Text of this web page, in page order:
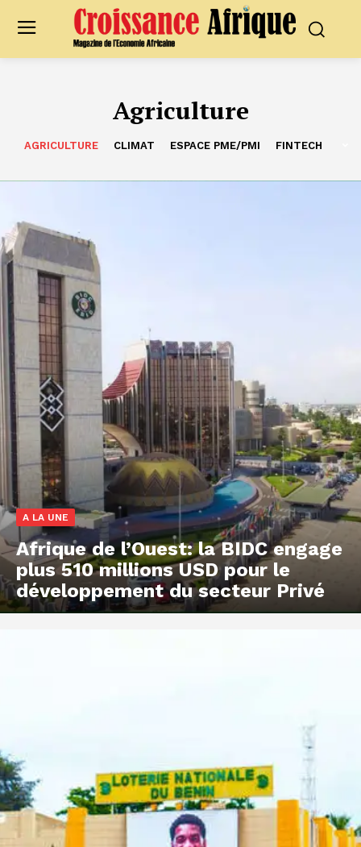
Agriculture
AGRICULTURE CLIMAT ESPACE PME/PMI FINTECH
A LA UNE
Afrique de l’Ouest: la BIDC engage
plus 510 millions USD pour le
développement du secteur Privé